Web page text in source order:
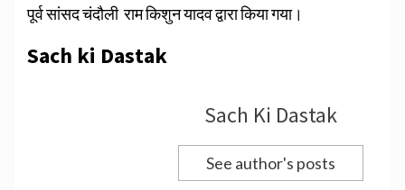
पूर्व सांसद चंदौली राम किशुन यादव द्वारा किया गया।
Sach ki Dastak
Sach Ki Dastak
See author's posts